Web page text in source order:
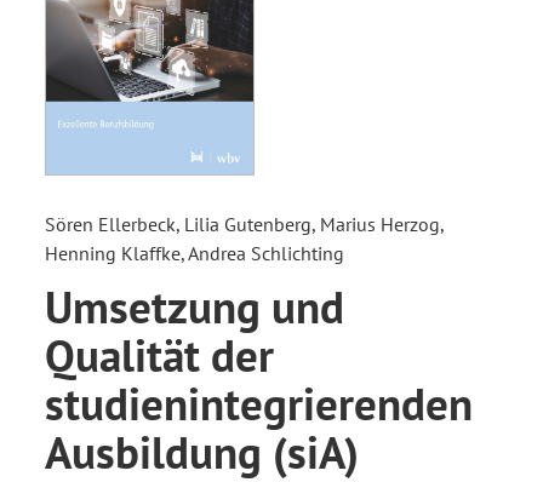
Sören Ellerbeck, Lilia Gutenberg, Marius Herzog,
Henning Klaffke, Andrea Schlichting
Umsetzung und
Qualität der
studienintegrierenden
Ausbildung (siA)